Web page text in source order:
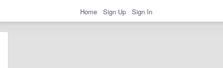
Home Sign Up Sign In